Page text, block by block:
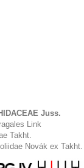
Juss.
Link
Takht.
Novák ex Takht.